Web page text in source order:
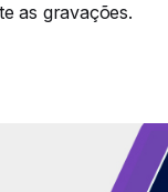
as gravações.